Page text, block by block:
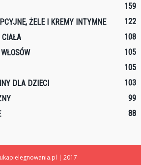
159
ŻELE I KREMY INTYMNE
122
CIAŁA
108
105
105
DLA DZIECI
103
99
88
| 2017